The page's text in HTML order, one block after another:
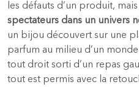
les défauts d’un produit, mais
spectateurs dans un univers
un bijou découvert sur une
parfum au milieu d’un
tout droit sorti d’un repas
tout est permis avec la